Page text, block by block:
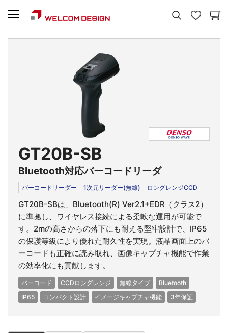
GT20B-SB
Bluetooth対応バーコードリーダ
バーコードリーダー 1次元リーダー(無線) ロングレンジCCD
GT20B-SBは、Bluetooth(R) Ver2.1+EDR（クラス2）
に準拠し、ワイヤレス接続による柔軟な運用が可能で
す。2mの高さからの落下にも耐える堅牢設計で、IP65
の保護等級により優れた耐久性を実現。液晶画面上のバ
ーコードも正確に読み取れ、画像キャプチャ機能で作業
の効率化にも貢献します。
バーコード CCDロングレンジ 無線タイプ
Bluetooth
IP65
コンパクト設計 イメージキャプチャ機能 3年保証